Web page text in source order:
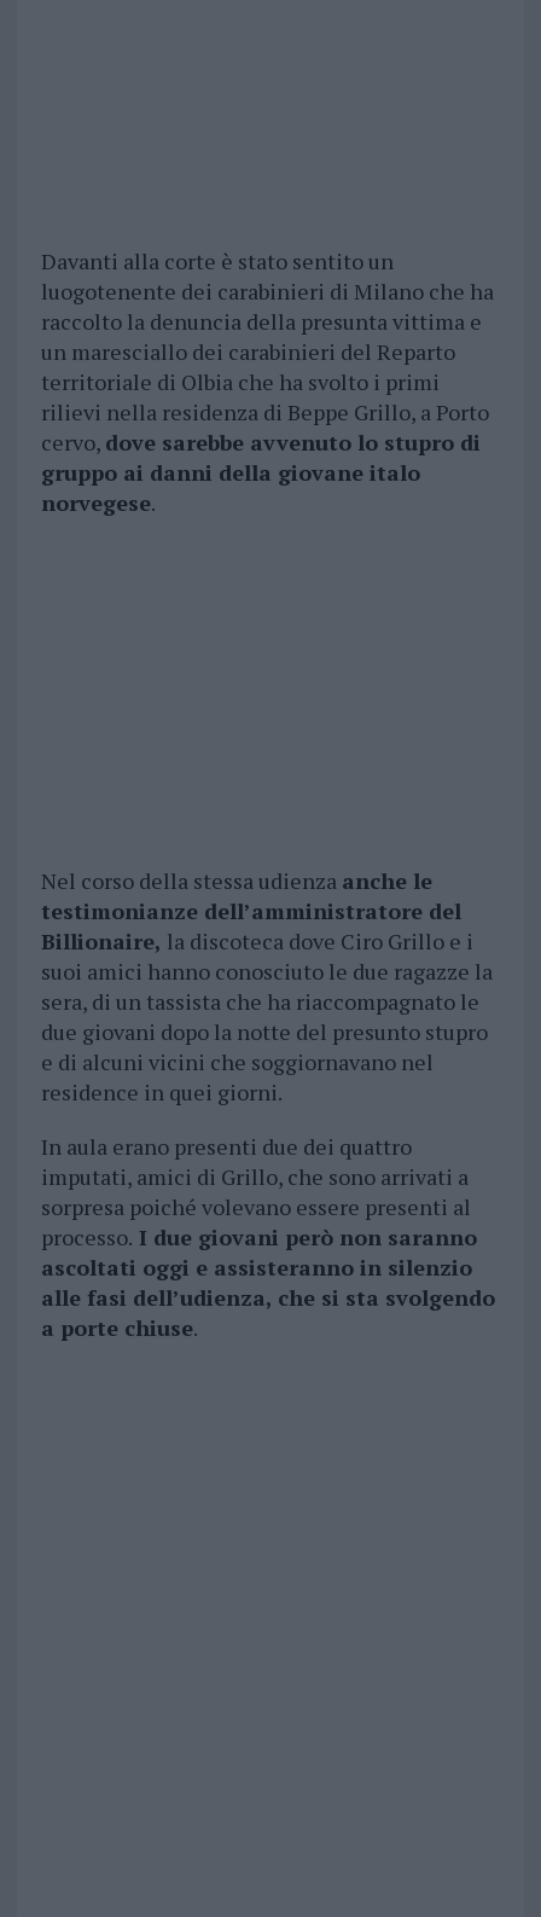
Davanti alla corte è stato sentito un
luogotenente dei carabinieri di Milano che ha
raccolto la denuncia della presunta vittima e
un maresciallo dei carabinieri del Reparto
territoriale di Olbia che ha svolto i primi
rilievi nella residenza di Beppe Grillo, a Porto
cervo, dove sarebbe avvenuto lo stupro di
gruppo ai danni della giovane italo
norvegese.
Nel corso della stessa udienza anche le
testimonianze dell’amministratore del
Billionaire, la discoteca dove Ciro Grillo e i
suoi amici hanno conosciuto le due ragazze la
sera, di un tassista che ha riaccompagnato le
due giovani dopo la notte del presunto stupro
e di alcuni vicini che soggiornavano nel
residence in quei giorni.
In aula erano presenti due dei quattro
imputati, amici di Grillo, che sono arrivati a
sorpresa poiché volevano essere presenti al
processo. I due giovani però non saranno
ascoltati oggi e assisteranno in silenzio
alle fasi dell’udienza, che si sta svolgendo
a porte chiuse.